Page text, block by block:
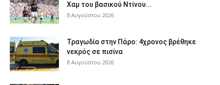
Χαμ του βασικού Ντίνου...
8 Αυγούστου 2026
Τραγωδία στην Πάρο: 4χρονος βρέθηκε
νεκρός σε πισίνα
8 Αυγούστου 2026